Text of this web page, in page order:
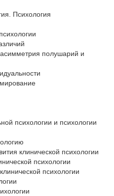
Психология
полушарий и
психологии и психологии
клинической психологии
психологии
психологии